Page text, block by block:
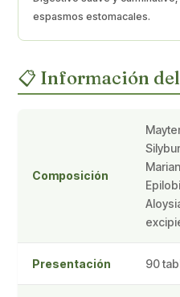
espasmos estomacales.
📋 Información
Composición
Presentación 90